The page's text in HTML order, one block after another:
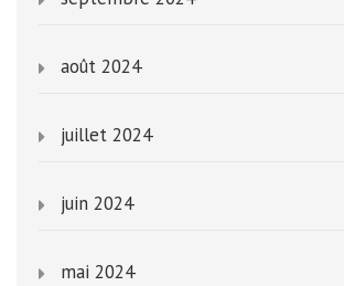
août 2024
juillet 2024
juin 2024
mai 2024